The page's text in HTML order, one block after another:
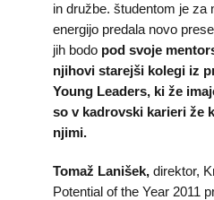
in družbe. študentom je za
energijo predala novo
jih bodo pod svoje
njihovi starejši kolegi iz
Young Leaders, ki že
so v kadrovski karieri že
njimi.
Tomaž Lanišek, direktor,
Potential of the Year 2011